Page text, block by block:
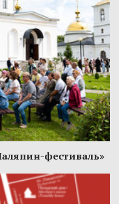
фестиваль»